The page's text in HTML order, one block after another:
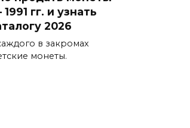
гг. и узнать
2026
в закромах
монеты.